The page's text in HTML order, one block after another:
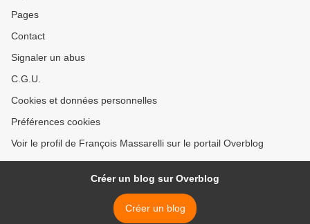
Pages
Contact
Signaler un abus
C.G.U.
Cookies et données personnelles
Préférences cookies
Voir le profil de François Massarelli sur le portail Overblog
Créer un blog sur Overblog
Créer un blog